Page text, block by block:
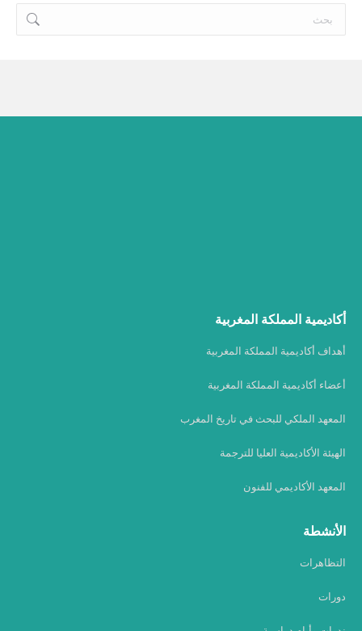
أكاديمية المملكة المغربية
أهداف أكاديمية المملكة المغربية
أعضاء أكاديمية المملكة المغربية
المعهد الملكي للبحث في تاريخ المغرب
الهيئة الأكاديمية العليا للترجمة
المعهد الأكاديمي للفنون
الأنشطة
التظاهرات
دورات